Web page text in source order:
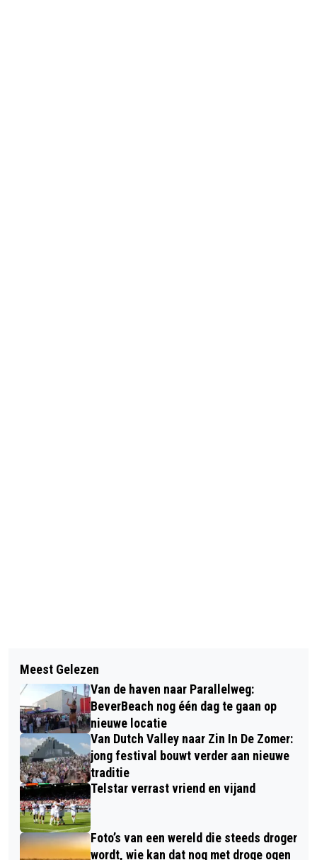
ONLINE OPEN DAG BEDRIJFSSCHOOL
TATA STEEL
NOVA COLLEGE START SCHOLING BIG
HERREGISTRATIE
Meest Gelezen
Van de haven naar Parallelweg:
BeverBeach nog één dag te gaan op
nieuwe locatie
Van Dutch Valley naar Zin In De Zomer:
jong festival bouwt verder aan nieuwe
traditie
Telstar verrast vriend en vijand
Foto’s van een wereld die steeds droger
wordt, wie kan dat nog met droge ogen